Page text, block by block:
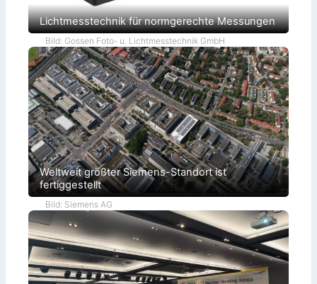
Lichtmesstechnik für normgerechte Messungen
Bild: Gossen Foto- u. Lichtmesstechnik GmbH
Weltweit größter Siemens-Standort ist
fertiggestellt
Bild: Siemens AG